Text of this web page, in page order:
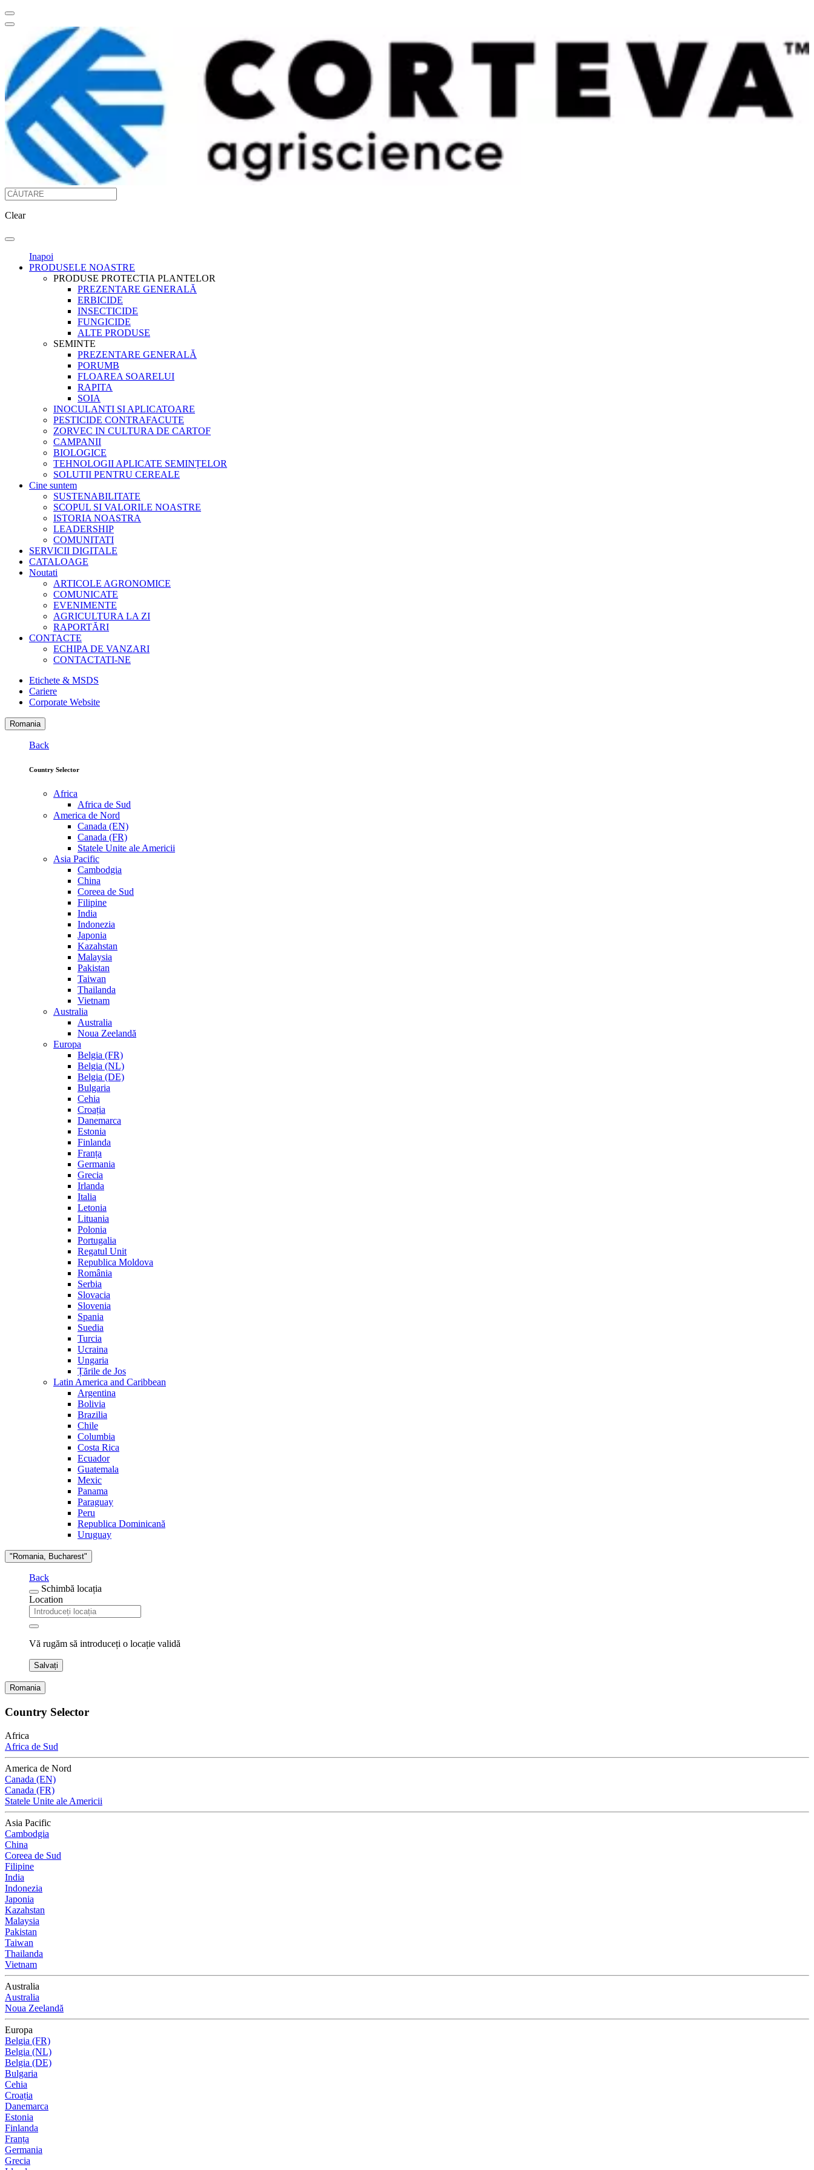
Clear
Inapoi
PRODUSELE NOASTRE
PRODUSE PROTECTIA PLANTELOR
PREZENTARE GENERALĂ
ERBICIDE
INSECTICIDE
FUNGICIDE
ALTE PRODUSE
SEMINTE
PREZENTARE GENERALĂ
PORUMB
FLOAREA SOARELUI
RAPITA
SOIA
INOCULANTI SI APLICATOARE
PESTICIDE CONTRAFACUTE
ZORVEC IN CULTURA DE CARTOF
CAMPANII
BIOLOGICE
TEHNOLOGII APLICATE SEMINȚELOR
SOLUTII PENTRU CEREALE
Cine suntem
SUSTENABILITATE
SCOPUL SI VALORILE NOASTRE
ISTORIA NOASTRA
LEADERSHIP
COMUNITATI
SERVICII DIGITALE
CATALOAGE
Noutati
ARTICOLE AGRONOMICE
COMUNICATE
EVENIMENTE
AGRICULTURA LA ZI
RAPORTĂRI
CONTACTE
ECHIPA DE VANZARI
CONTACTATI-NE
Etichete & MSDS
Cariere
Corporate Website
Romania
Back
Country Selector
Africa
Africa de Sud
America de Nord
Canada (EN)
Canada (FR)
Statele Unite ale Americii
Asia Pacific
Cambodgia
China
Coreea de Sud
Filipine
India
Indonezia
Japonia
Kazahstan
Malaysia
Pakistan
Taiwan
Thailanda
Vietnam
Australia
Australia
Noua Zeelandă
Europa
Belgia (FR)
Belgia (NL)
Belgia (DE)
Bulgaria
Cehia
Croația
Danemarca
Estonia
Finlanda
Franța
Germania
Grecia
Irlanda
Italia
Letonia
Lituania
Polonia
Portugalia
Regatul Unit
Republica Moldova
România
Serbia
Slovacia
Slovenia
Spania
Suedia
Turcia
Ucraina
Ungaria
Țările de Jos
Latin America and Caribbean
Argentina
Bolivia
Brazilia
Chile
Columbia
Costa Rica
Ecuador
Guatemala
Mexic
Panama
Paraguay
Peru
Republica Dominicană
Uruguay
"Romania, Bucharest"
Back
Schimbă locația
Location
Vă rugăm să introduceți o locație validă
Salvați
Romania
Country Selector
Africa
Africa de Sud
America de Nord
Canada (EN)
Canada (FR)
Statele Unite ale Americii
Asia Pacific
Cambodgia
China
Coreea de Sud
Filipine
India
Indonezia
Japonia
Kazahstan
Malaysia
Pakistan
Taiwan
Thailanda
Vietnam
Australia
Australia
Noua Zeelandă
Europa
Belgia (FR)
Belgia (NL)
Belgia (DE)
Bulgaria
Cehia
Croația
Danemarca
Estonia
Finlanda
Franța
Germania
Grecia